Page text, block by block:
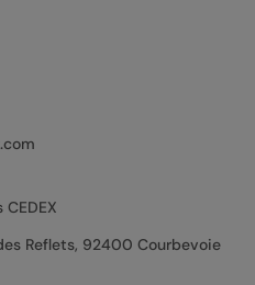
Reflets, 92400 Courbevoie